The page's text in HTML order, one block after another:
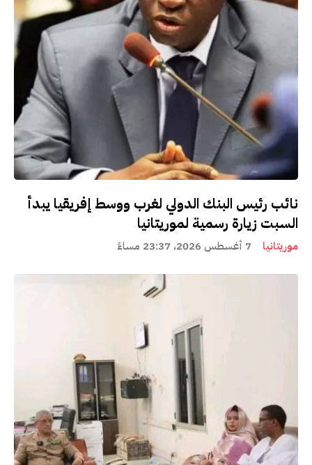
نائب رئيس البنك الدولي لغرب ووسط إفريقيا يبدأ
السبت زيارة رسمية لموريتانيا
موريتانيا 7 أغسطس 2026، 23:37 مساءً